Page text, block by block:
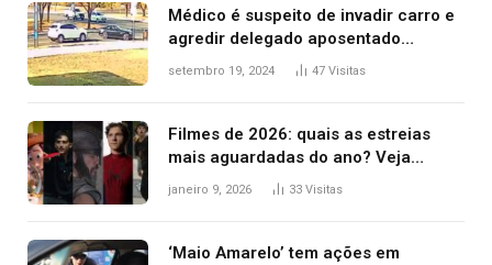
Médico é suspeito de invadir carro e
agredir delegado aposentado
durante confusão no trânsito
setembro 19, 2024 47 Visitas
Filmes de 2026: quais as estreias
mais aguardadas do ano? Veja
principais lançamentos do cinema
janeiro 9, 2026 33 Visitas
‘Maio Amarelo’ tem ações em